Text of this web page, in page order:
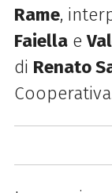
Rame,
Faiellae
di Renato